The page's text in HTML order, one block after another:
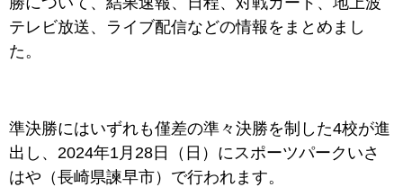
テレビ放送、ライブ配信などの情報をまとめまし
た。
準決勝にはいずれも僅差の準々決勝を制した4校が進
出し、2024年1月28日（日）にスポーツパークいさ
はや（長崎県諫早市）で行われます。